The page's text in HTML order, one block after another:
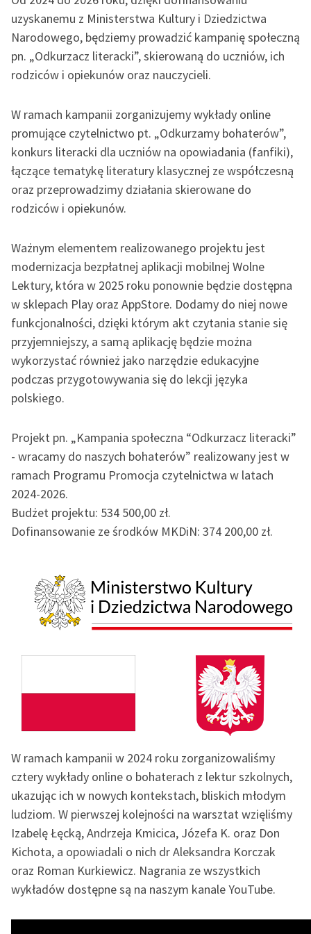
Katalog DAISY
Podkasty o książkach
Zgłoś brak utworu
Aktualności
online z tłumaczkami
literatury skandynawskiej
Spotkanie z Katarzyną
Tunkiel w Oslo
Wolne Lektury na 32.
Pol’and’Rock Festivalu
„Kochanek Lady
Chatterley” do słuchania
na Wolnych Lekturach
Nowy audiobook –
„Marzenie o Oriencie”
Sophie Elkan
Blog
literatury do słuchania dla
uczennic i uczniów z
niepełnosprawnościami
E-kolekcja lektur
szkolnych i literatury do
słuchania dla uczennic i
Feministyczne inspiracje.
Popularyzacja
skandynawskiej literatury
Kolekcje edukacyjne
Starego Testamentu
Odkurzamy bohaterów
Szkoła Poezji Wolnych
Lektur
Narzędzia
Leśmianator
Przewodnik dla piszących i
czytających
Widget Wolnych Lektur
Przypisy
Katalog
Katalog w formacie PDF
O nas
Kontakt
O projekcie
uzyskanemu z Ministerstwa Kultury i Dziedzictwa
Narodowego, będziemy prowadzić kampanię społeczną
pn. „Odkurzacz literacki”, skierowaną do uczniów, ich
rodziców i opiekunów oraz nauczycieli.
W ramach kampanii zorganizujemy wykłady online
promujące czytelnictwo pt. „Odkurzamy bohaterów”,
konkurs literacki dla uczniów na opowiadania (fanfiki),
łączące tematykę literatury klasycznej ze współczesną
oraz przeprowadzimy działania skierowane do
rodziców i opiekunów.
Ważnym elementem realizowanego projektu jest
modernizacja bezpłatnej aplikacji mobilnej Wolne
Lektury, która w 2025 roku ponownie będzie dostępna
w sklepach Play oraz AppStore. Dodamy do niej nowe
funkcjonalności, dzięki którym akt czytania stanie się
przyjemniejszy, a samą aplikację będzie można
wykorzystać również jako narzędzie edukacyjne
podczas przygotowywania się do lekcji języka
polskiego.
Projekt pn. „Kampania społeczna “Odkurzacz literacki”
- wracamy do naszych bohaterów” realizowany jest w
ramach Programu Promocja czytelnictwa w latach
2024-2026.
Budżet projektu: 534 500,00 zł.
Dofinansowanie ze środków MKDiN: 374 200,00 zł.
W ramach kampanii w 2024 roku zorganizowaliśmy
cztery wykłady online o bohaterach z lektur szkolnych,
ukazując ich w nowych kontekstach, bliskich młodym
ludziom. W pierwszej kolejności na warsztat wzięliśmy
Izabelę Łęcką, Andrzeja Kmicica, Józefa K. oraz Don
Kichota, a opowiadali o nich dr Aleksandra Korczak
oraz Roman Kurkiewicz. Nagrania ze wszystkich
wykładów dostępne są na naszym kanale YouTube.